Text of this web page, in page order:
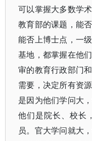
可以掌握大多数学
教育部的课题，能
能否上博士点，一
基地，都掌握在他
审的教育行政部门
需要，决定所有资
是因为他们学问大
他们是院长、校长
员。官大学问就大